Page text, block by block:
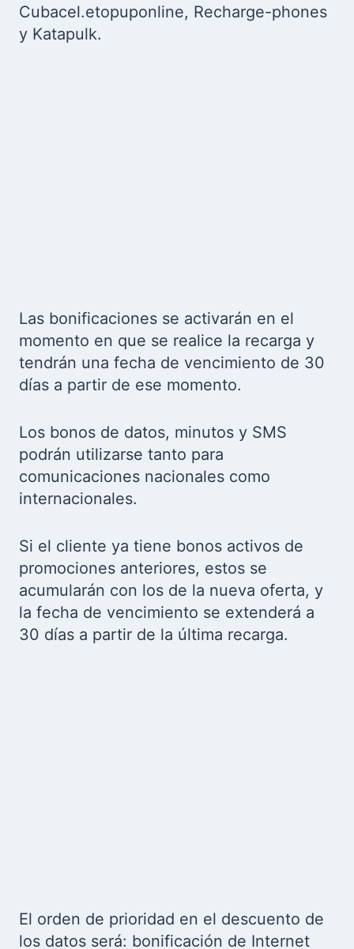
Cubacel.etopuponline, Recharge-phones
y Katapulk.
Las bonificaciones se activarán en el
momento en que se realice la recarga y
tendrán una fecha de vencimiento de 30
días a partir de ese momento.
Los bonos de datos, minutos y SMS
podrán utilizarse tanto para
comunicaciones nacionales como
internacionales.
Si el cliente ya tiene bonos activos de
promociones anteriores, estos se
acumularán con los de la nueva oferta, y
la fecha de vencimiento se extenderá a
30 días a partir de la última recarga.
El orden de prioridad en el descuento de
los datos será: bonificación de Internet